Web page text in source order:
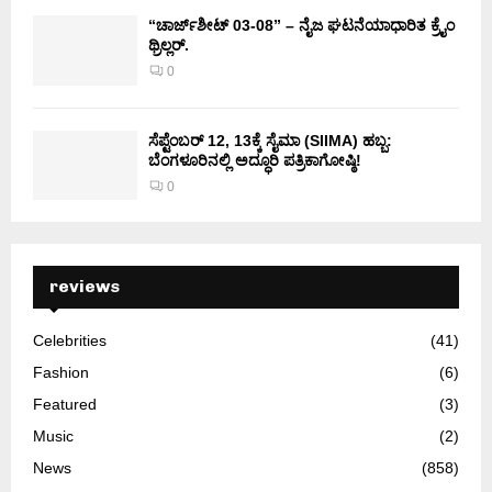
“ಚಾರ್ಜ್‌ಶೀಟ್ 03-08” – ನೈಜ ಘಟನೆಯಾಧಾರಿತ ಕ್ರೈಂ
ಥ್ರಿಲ್ಲರ್.
0
ಸೆಪ್ಟೆಂಬರ್ 12, 13ಕ್ಕೆ ಸೈಮಾ (SIIMA) ಹಬ್ಬ:
ಬೆಂಗಳೂರಿನಲ್ಲಿ ಅದ್ಧೂರಿ ಪತ್ರಿಕಾಗೋಷ್ಠಿ!
0
reviews
Celebrities
(41)
Fashion
(6)
Featured
(3)
Music
(2)
News
(858)